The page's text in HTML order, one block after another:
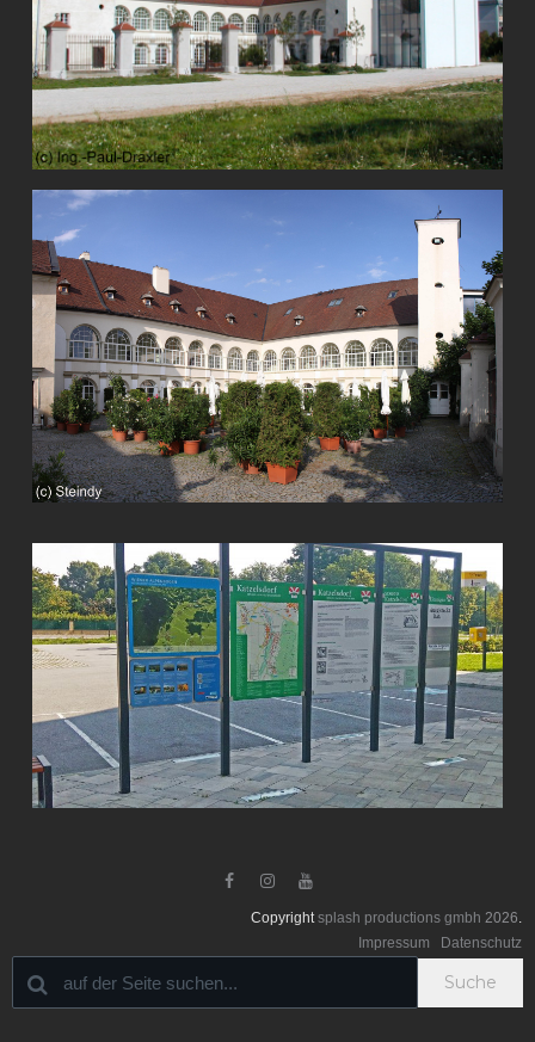
  
Copyrightsplash productions gmbh 2026.
Impressum
Datenschutz
Suche